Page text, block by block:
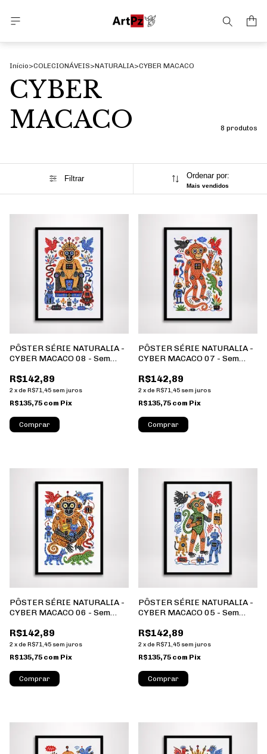
Início>COLECIONÁVEIS>NATURALIA>CYBER MACACO
CYBER
MACACO
8 produtos
Filtrar Ordenar por:
Mais vendidos
PÔSTER SÉRIE NATURALIA -
CYBER MACACO 08 - Sem
Retrato - Tamanhos: A0, A1,
A2 e A3
R$142,89
2 x de R$71,45 sem juros
R$135,75 com Pix
Comprar
PÔSTER SÉRIE NATURALIA -
CYBER MACACO 07 - Sem
Retrato - Tamanhos: A0, A1,
A2 e A3
R$142,89
2 x de R$71,45 sem juros
R$135,75 com Pix
Comprar
PÔSTER SÉRIE NATURALIA -
CYBER MACACO 06 - Sem
Retrato - Tamanhos: A0, A1,
A2 e A3
R$142,89
2 x de R$71,45 sem juros
R$135,75 com Pix
Comprar
PÔSTER SÉRIE NATURALIA -
CYBER MACACO 05 - Sem
Retrato - Tamanhos: A0, A1,
A2 e A3
R$142,89
2 x de R$71,45 sem juros
R$135,75 com Pix
Comprar